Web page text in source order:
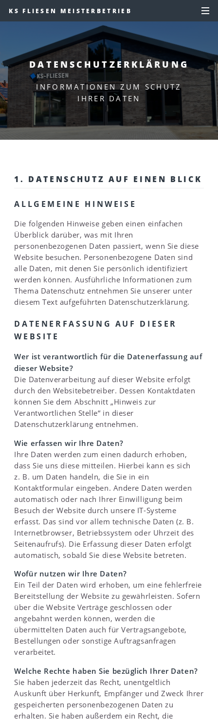
KS FLIESEN MEISTERBETRIEB
DATENSCHUTZERKLÄRUNG
INFORMATIONEN ZUM SCHUTZ
IHRER DATEN
1. DATENSCHUTZ AUF EINEN BLICK
ALLGEMEINE HINWEISE
Die folgenden Hinweise geben einen einfachen
Überblick darüber, was mit Ihren
personenbezogenen Daten passiert, wenn Sie diese
Website besuchen. Personenbezogene Daten sind
alle Daten, mit denen Sie persönlich identifiziert
werden können. Ausführliche Informationen zum
Thema Datenschutz entnehmen Sie unserer unter
diesem Text aufgeführten Datenschutzerklärung.
DATENERFASSUNG AUF DIESER
WEBSITE
Wer ist verantwortlich für die Datenerfassung auf
dieser Website?
Die Datenverarbeitung auf dieser Website erfolgt
durch den Websitebetreiber. Dessen Kontaktdaten
können Sie dem Abschnitt „Hinweis zur
Verantwortlichen Stelle“ in dieser
Datenschutzerklärung entnehmen.
Wie erfassen wir Ihre Daten?
Ihre Daten werden zum einen dadurch erhoben,
dass Sie uns diese mitteilen. Hierbei kann es sich
z. B. um Daten handeln, die Sie in ein
Kontaktformular eingeben. Andere Daten werden
automatisch oder nach Ihrer Einwilligung beim
Besuch der Website durch unsere IT-Systeme
erfasst. Das sind vor allem technische Daten (z. B.
Internetbrowser, Betriebssystem oder Uhrzeit des
Seitenaufrufs). Die Erfassung dieser Daten erfolgt
automatisch, sobald Sie diese Website betreten.
Wofür nutzen wir Ihre Daten?
Ein Teil der Daten wird erhoben, um eine fehlerfreie
Bereitstellung der Website zu gewährleisten. Sofern
über die Website Verträge geschlossen oder
angebahnt werden können, werden die
übermittelten Daten auch für Vertragsangebote,
Bestellungen oder sonstige Auftragsanfragen
verarbeitet.
Welche Rechte haben Sie bezüglich Ihrer Daten?
Sie haben jederzeit das Recht, unentgeltlich
Auskunft über Herkunft, Empfänger und Zweck Ihrer
gespeicherten personenbezogenen Daten zu
erhalten. Sie haben außerdem ein Recht, die